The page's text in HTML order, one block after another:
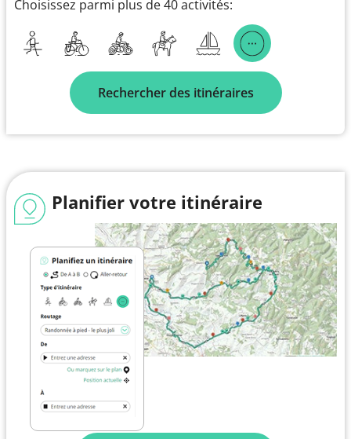
Choisissez parmi plus de 40 activités:
Rechercher des itinéraires
Planifier votre itinéraire